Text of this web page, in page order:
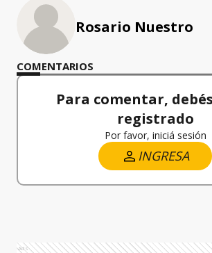
Rosario Nuestro
COMENTARIOS
Para comentar,
registrado
Por favor, iniciá sesión
INGRESA
Ads